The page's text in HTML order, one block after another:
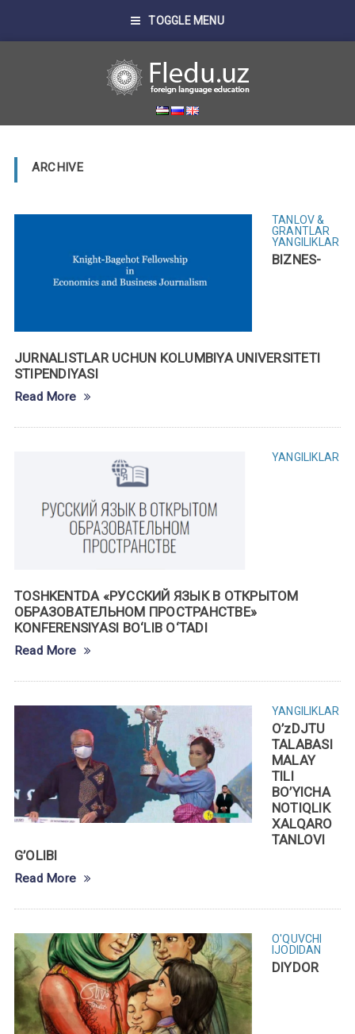
TOGGLE MENU
ARCHIVE
TANLOV &
GRANTLAR
YANGILIKLAR
BIZNES-
JURNALISTLAR UCHUN KOLUMBIYA UNIVERSITETI
STIPENDIYASI
Read More
YANGILIKLAR
TOSHKENTDA «РУССКИЙ ЯЗЫК В ОТКРЫТОМ
ОБРАЗОВАТЕЛЬНОМ ПРОСТРАНСТВЕ»
KONFERENSIYASI BO‘LIB O‘TADI
Read More
YANGILIKLAR
O’zDJTU
TALABASI
MALAY
TILI
BO’YICHA
NOTIQLIK
XALQARO
TANLOVI
G’OLIBI
Read More
O'QUVCHI
IJODIDAN
DIYDOR